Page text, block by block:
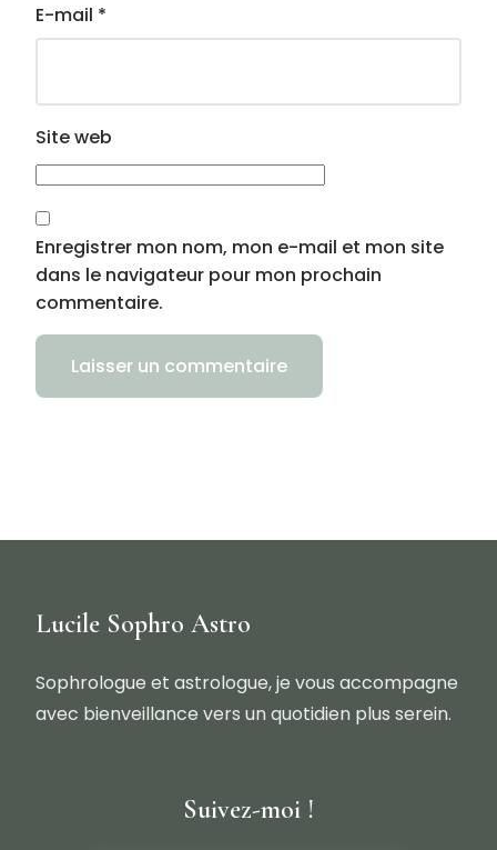
E-mail *
Site web
Enregistrer mon nom, mon e-mail et mon site
dans le navigateur pour mon prochain
commentaire.
Lucile Sophro Astro
Sophrologue et astrologue, je vous accompagne
avec bienveillance vers un quotidien plus serein.
Suivez-moi !